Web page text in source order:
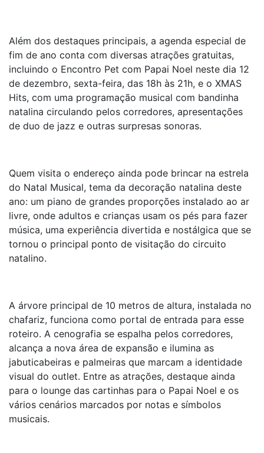
Além dos destaques principais, a agenda especial de
fim de ano conta com diversas atrações gratuitas,
incluindo o Encontro Pet com Papai Noel neste dia 12
de dezembro, sexta-feira, das 18h às 21h, e o XMAS
Hits, com uma programação musical com bandinha
natalina circulando pelos corredores, apresentações
de duo de jazz e outras surpresas sonoras.
Quem visita o endereço ainda pode brincar na estrela
do Natal Musical, tema da decoração natalina deste
ano: um piano de grandes proporções instalado ao ar
livre, onde adultos e crianças usam os pés para fazer
música, uma experiência divertida e nostálgica que se
tornou o principal ponto de visitação do circuito
natalino.
A árvore principal de 10 metros de altura, instalada no
chafariz, funciona como portal de entrada para esse
roteiro. A cenografia se espalha pelos corredores,
alcança a nova área de expansão e ilumina as
jabuticabeiras e palmeiras que marcam a identidade
visual do outlet. Entre as atrações, destaque ainda
para o lounge das cartinhas para o Papai Noel e os
vários cenários marcados por notas e símbolos
musicais.